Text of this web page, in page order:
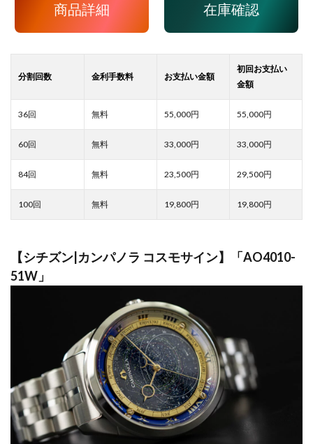
商品詳細 在庫確認
55,000 55,000
33,000 33,000
23,500 29,500
19,800 19,800
【シチズン|カンパノラ コスモサイン】「AO4010-
51W」